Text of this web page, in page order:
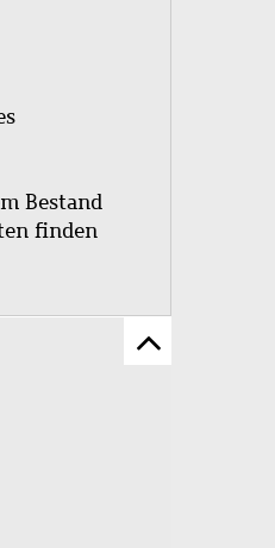
Bestand
finden
Zum